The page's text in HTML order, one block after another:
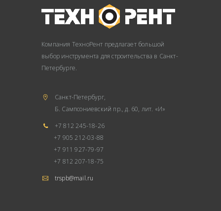
Компания ТехноРент предлагает большой
выбор инструмента для строительства в Санкт-
Петербурге.
Санкт-Петербург,
Б. Сампсониевский пр., д. 60, лит. «И»
+7 812 245-18-26
+7 905 212-03-88
+7 911 927-79-97
+7 812 207-18-75
trspb@mail.ru